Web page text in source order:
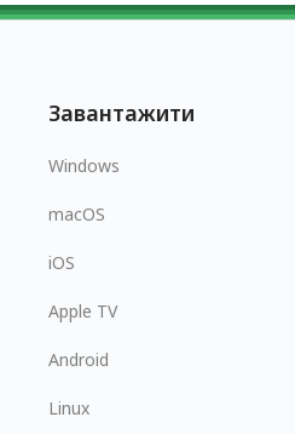
Завантажити
Windows
macOS
iOS
Apple TV
Android
Linux